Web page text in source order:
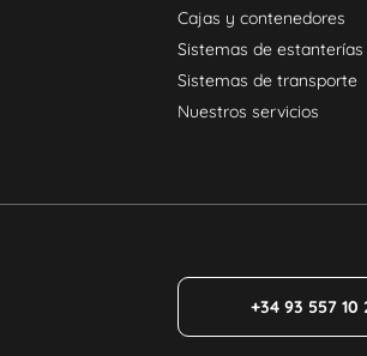
Cajas y contenedores
Sistemas de estanterías
Sistemas de transporte
Nuestros servicios
+34 93 557 10